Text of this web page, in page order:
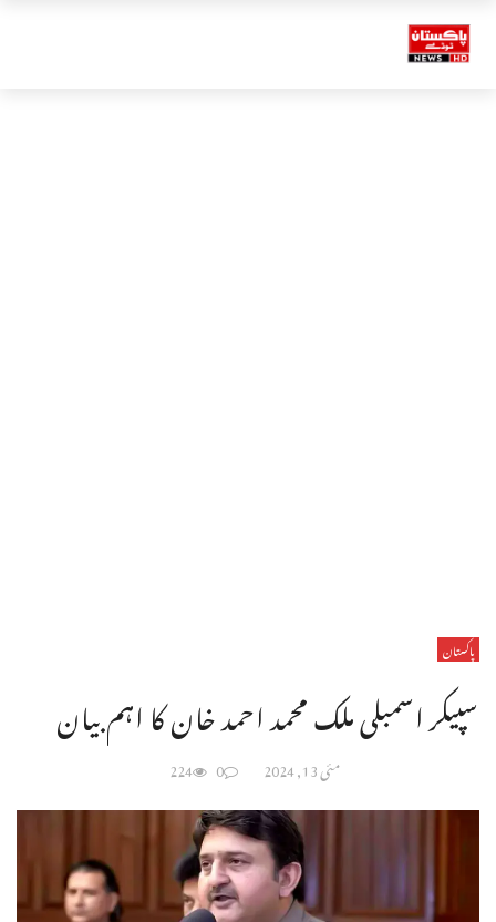
پاکستان
سپیکر اسمبلی ملک محمد احمد خان کا اہم بیان
مئی 13, 2024 0
224